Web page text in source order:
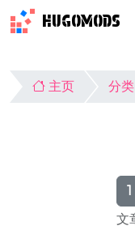
HUGOMODS
主页 分类
1
文